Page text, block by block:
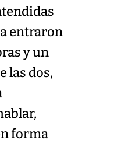
entraron
y un
las dos,
forma